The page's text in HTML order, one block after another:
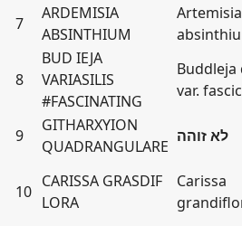
7
ARDEMISIA
ABSINTHIUM
Artemisia
8
BUD IEJA
VARIASILIS
#FASCINATING
Buddleja
var.
9
GITHARXYION
QUADRANGULARE
לא זוהה
10
CARISSA GRASDIF
LORA
Carissa